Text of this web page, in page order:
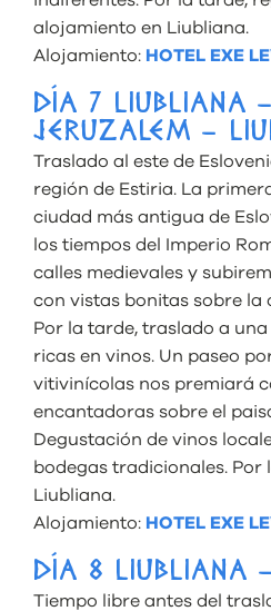
alojamiento en Liubliana.
Alojamiento: HOTEL EXE
DÍA 7 LIUBLIANA
JERUZALEM –
Traslado al este de
región de Estiria. La
ciudad más antigua de
los tiempos del Imperio
calles medievales y
con vistas bonitas sobre la
Por la tarde, traslado a
ricas en vinos. Un paseo
vitivinícolas nos premiará
encantadoras sobre el
Degustación de vinos
bodegas tradicionales. Por
Liubliana.
Alojamiento: HOTEL EXE
DÍA 8 LIUBLIANA
Tiempo libre antes del